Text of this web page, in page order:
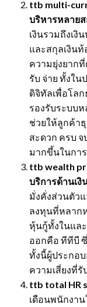
ttb multi-
บริหารหลายส
เงินรวมถึงเงิ
และสกุลเงิน
ความยุ่งยาก
รับ จ่าย ทั้งใน
ดิจิทัลเพื่อโลก
รองรับระบบ
ช่วยให้ลูกค้า
สะดวก ครบ จ
มากขึ้นในกา
ttb wealth
บริการด้านเ
มั่งคั่งส่วนตัว
ลงทุนที่หลากห
หุ้นกู้ทั้งในและ
ออกคือ ทีทีบี
ทั้งนี้ผู้ประกอ
ความเสี่ยงที่รั
ttb total HR
เดือนพนักงา